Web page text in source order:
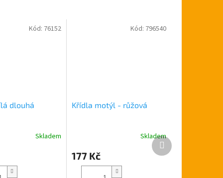
dlouhá
Skladem
Kód: 76152
Křídla motýl - růžová
Skladem
177 Kč
Kód: 796540
Další
produkt